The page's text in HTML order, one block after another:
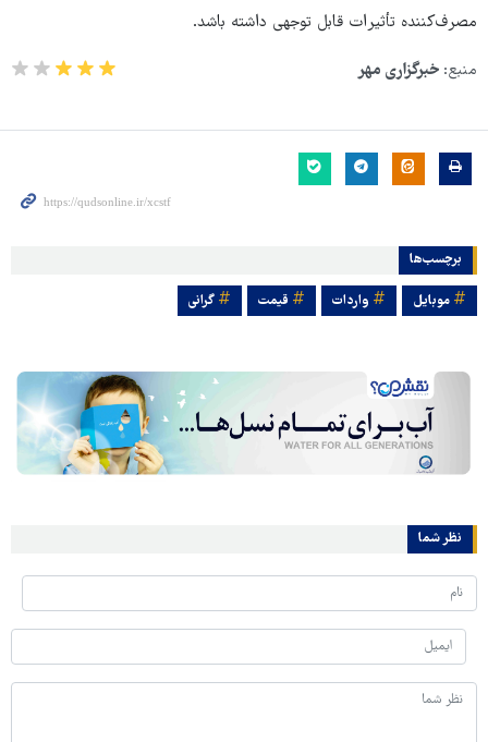
مصرف‌کننده تأثیرات قابل توجهی داشته باشد.
منبع: خبرگزاری مهر
برچسب‌ها
موبایل واردات قیمت گرانی
نظر شما